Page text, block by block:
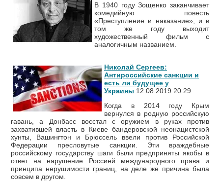
В 1940 году Зощенко заканчивает
комедийную повесть
«Преступление и наказание», и в
том же году выходит
художественный фильм с
аналогичным названием.
Николай Сергеев:
Антироссийские санкции и
есть ли будущее у
Украины 12.08.2019 20:29
Когда в 2014 году Крым
вернулся в родную российскую
гавань, а Донбасс восстал с оружием в руках против
захватившей власть в Киеве бандеровской неонацистской
хунты, Вашингтон и Брюссель ввели против Российской
Федерации пресловутые санкции. Эти враждебные
российскому государству шаги были предприняты якобы в
ответ на нарушение Россией международного права и
принципа нерушимости границ, на деле же причина была
совсем в другом.